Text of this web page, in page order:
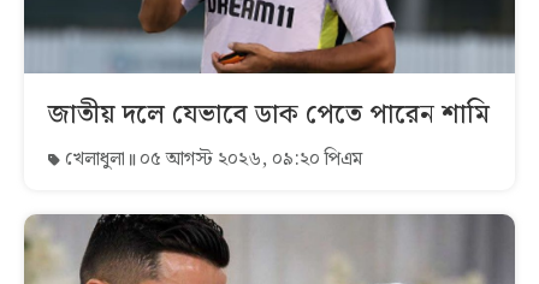
জাতীয় দলে যেভাবে ডাক পেতে পারেন শামি
খেলাধুলা ০৫ আগস্ট ২০২৬, ০৯:২০ পিএম